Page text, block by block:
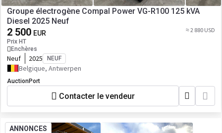
Groupe électrogène Compal Power VG-R100 125 kVA
Diesel 2025 Neuf
2 500 EUR
Prix HT
Enchères
≈ 2 880 USD
Neuf 2025 NEUF
Belgique, Antwerpen
AuctionPort
Contacter le vendeur
ANNONCES